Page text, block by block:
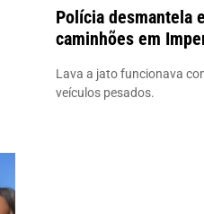
Polícia desmantela
caminhões em
Lava a jato funcionava
veículos pesados.